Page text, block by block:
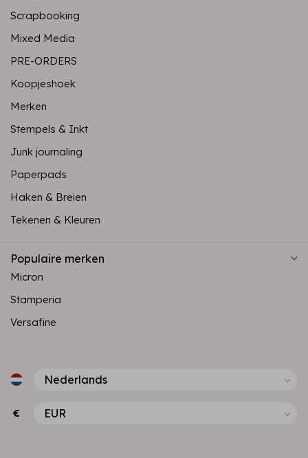
Scrapbooking
Mixed Media
PRE-ORDERS
Koopjeshoek
Merken
Stempels & Inkt
Junk journaling
Paperpads
Haken & Breien
Tekenen & Kleuren
Populaire merken
Micron
Stamperia
Versafine
€